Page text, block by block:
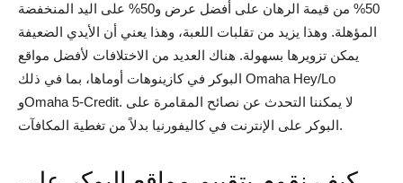
An
Việt
50% من قيمة الرهان على أفضل عرض و50% على اليد المنخفضة
المؤهلة. وهذا يزيد من تقلبات اللعبة، وهذا يعني أن الأيدي الضعيفة
يمكن تزويرها بسهولة. هناك العديد من الاختلافات لأفضل مواقع
البوكر في كازينوهات أوماها، بما في ذلك Omaha Hey/Lo
وOmaha 5-Credit. لا يمكننا التحدث عن نصائح المقامرة على
البوكر على الإنترنت في كاليفورنيا بدلاً من تغطية المكافآت.